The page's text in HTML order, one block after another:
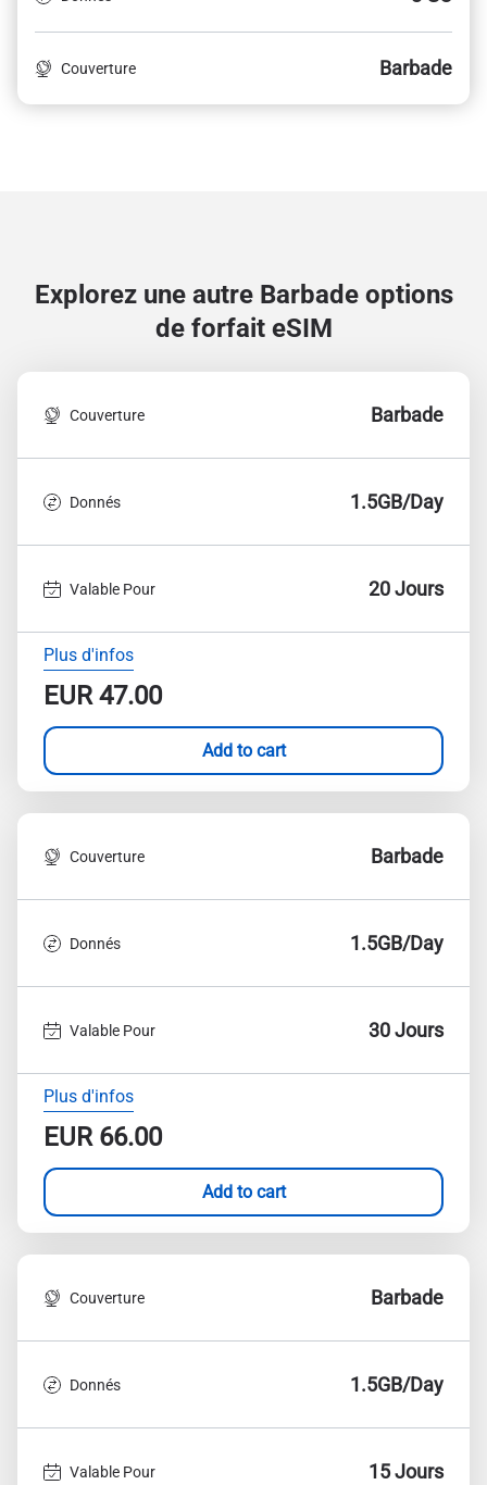
Couverture Barbade
Explorez une autre Barbade options
de forfait eSIM
Couverture Barbade
Donnés 1.5GB/Day
Valable Pour 20 Jours
Plus d'infos
EUR47.00
Add to cart
Couverture Barbade
Donnés 1.5GB/Day
Valable Pour 30 Jours
Plus d'infos
EUR66.00
Add to cart
Couverture Barbade
Donnés 1.5GB/Day
Valable Pour 15 Jours